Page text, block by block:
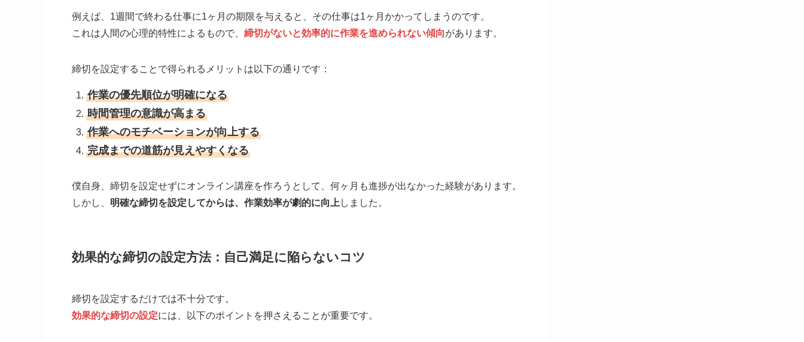
例えば、1週間で終わる仕事に1ヶ月の期限を与えると、その仕事は1ヶ月かかってしまうのです。
これは人間の心理的特性によるもので、 締切がないと効率的に作業を進められない傾向があります。
締切を設定することで得られるメリットは以下の通りです：
作業の優先順位が明確になる
時間管理の意識が高まる
作業へのモチベーションが向上する
完成までの道筋が見えやすくなる
僕自身、締切を設定せずにオンライン講座を作ろうとして、何ヶ月も進捗が出なかった経験があります。
しかし、 明確な締切を設定してからは、作業効率が劇的に向上 しました。
効果的な締切の設定方法：自己満足に陥らないコツ
締切を設定するだけでは不十分です。
効果的な締切の設定には、以下のポイントを押さえることが重要です。